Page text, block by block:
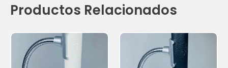
Productos Relacionados